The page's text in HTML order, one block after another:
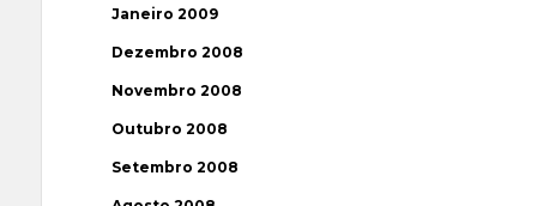
Janeiro 2009
Dezembro 2008
Novembro 2008
Outubro 2008
Setembro 2008